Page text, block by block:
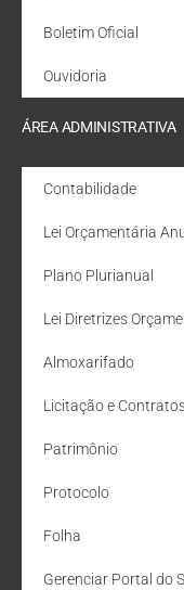
Boletim Oficial
Ouvidoria
ÁREA ADMINISTRATIVA
Contabilidade
Lei Orçamentária
Plano Plurianual
Lei Diretrizes
Almoxarifado
Licitação e
Patrimônio
Protocolo
Folha
Gerenciar Portal do